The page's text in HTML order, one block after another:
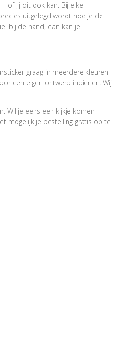
of jij dit ook kan. Bij elke
uitgelegd wordt hoe je de
bij de hand, dan kan je
graag in meerdere kleuren
een eigen ontwerp indienen. Wij
Wil je eens een kijkje komen
mogelijk je bestelling gratis op te